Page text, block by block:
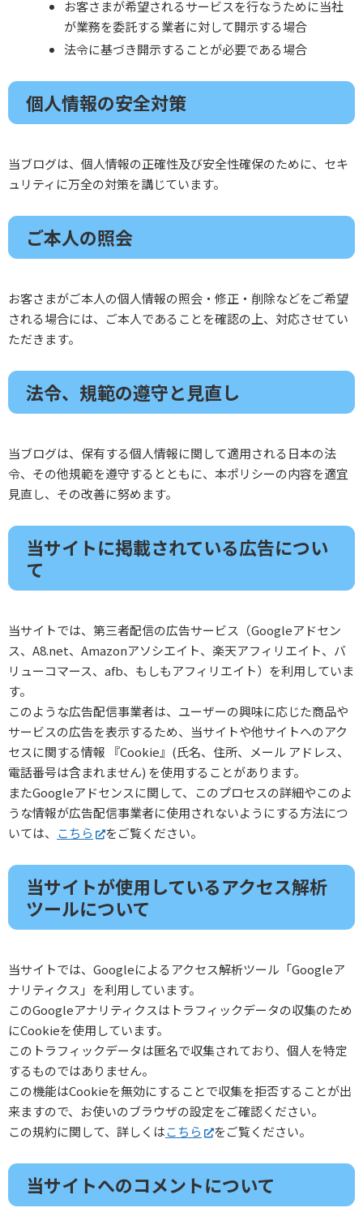
お客さまが希望されるサービスを行なうために当社
が業務を委託する業者に対して開示する場合
法令に基づき開示することが必要である場合
個人情報の安全対策
当ブログは、個人情報の正確性及び安全性確保のために、セキ
ュリティに万全の対策を講じています。
ご本人の照会
お客さまがご本人の個人情報の照会・修正・削除などをご希望
される場合には、ご本人であることを確認の上、対応させてい
ただきます。
法令、規範の遵守と見直し
当ブログは、保有する個人情報に関して適用される日本の法
令、その他規範を遵守するとともに、本ポリシーの内容を適宜
見直し、その改善に努めます。
当サイトに掲載されている広告につい
て
当サイトでは、第三者配信の広告サービス（Googleアドセン
ス、A8.net、Amazonアソシエイト、楽天アフィリエイト、バ
リューコマース、afb、もしもアフィリエイト）を利用していま
す。
このような広告配信事業者は、ユーザーの興味に応じた商品や
サービスの広告を表示するため、当サイトや他サイトへのアク
セスに関する情報 『Cookie』(氏名、住所、メール アドレス、
電話番号は含まれません) を使用することがあります。
またGoogleアドセンスに関して、このプロセスの詳細やこのよ
うな情報が広告配信事業者に使用されないようにする方法につ
いては、 こちら をご覧ください。
当サイトが使用しているアクセス解析
ツールについて
当サイトでは、Googleによるアクセス解析ツール「Googleア
ナリティクス」を利用しています。
このGoogleアナリティクスはトラフィックデータの収集のため
にCookieを使用しています。
このトラフィックデータは匿名で収集されており、個人を特定
するものではありません。
この機能はCookieを無効にすることで収集を拒否することが出
来ますので、お使いのブラウザの設定をご確認ください。
この規約に関して、詳しくはこちら をご覧ください。
当サイトへのコメントについて